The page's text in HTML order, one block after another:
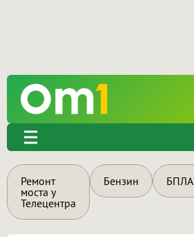
Ремонт
моста у
Телецентра
Бензин БПЛА